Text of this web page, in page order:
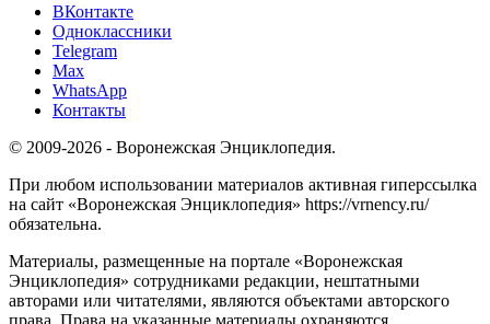
ВКонтакте
Одноклассники
Telegram
Max
WhatsApp
Контакты
© 2009-2026 - Воронежская Энциклопедия.
При любом использовании материалов активная гиперссылка
на сайт «Воронежская Энциклопедия» https://vrnency.ru/
обязательна.
Материалы, размещенные на портале «Воронежская
Энциклопедия» сотрудниками редакции, нештатными
авторами или читателями, являются объектами авторского
права. Права на указанные материалы охраняются